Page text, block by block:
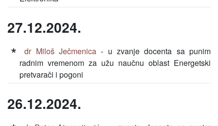
27.12.2024.
dr Miloš Ječmenica - u zvanje docenta sa punim
radnim vremenom za užu naučnu oblast Energetski
pretvarači i pogoni
26.12.2024.